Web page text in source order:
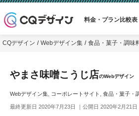
料金・プラン比較表
CQデザイン Webデザイン集 食品・菓子・調味
やまさ味噌こうじ店のWebデザイン
Webデザイン集 コーポレートサイト 食品・菓子・
最終更新日 2020年7月23日 ｜公開日 2020年2月21日